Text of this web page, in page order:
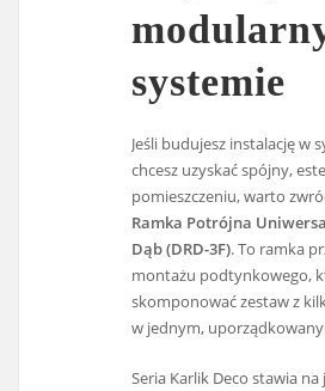
systemie
Jeśli budujesz instalację w
chcesz uzyskać spójny,
pomieszczeniu, warto
Ramka Potrójna
Dąb (DRD-3F). To ramka
montażu podtynkowego,
skomponować zestaw z
w jednym,
Seria Karlik Deco stawia